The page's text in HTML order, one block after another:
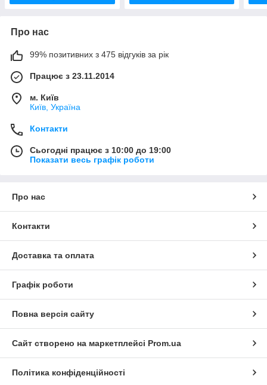
Про нас
99% позитивних з 475 відгуків за рік
Працює з 23.11.2014
м. Київ
Київ, Україна
Контакти
Сьогодні працює з 10:00 до 19:00
Показати весь графік роботи
Про нас
Контакти
Доставка та оплата
Графік роботи
Повна версія сайту
Сайт створено на маркетплейсі Prom.ua
Політика конфіденційності